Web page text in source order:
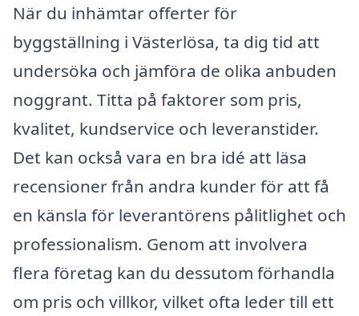
När du inhämtar offerter för
byggställning i Västerlösa, ta dig tid att
undersöka och jämföra de olika anbuden
noggrant. Titta på faktorer som pris,
kvalitet, kundservice och leveranstider.
Det kan också vara en bra idé att läsa
recensioner från andra kunder för att få
en känsla för leverantörens pålitlighet och
professionalism. Genom att involvera
flera företag kan du dessutom förhandla
om pris och villkor, vilket ofta leder till ett